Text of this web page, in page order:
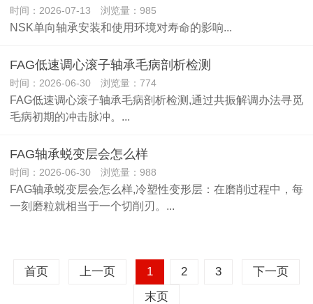
时间：2026-07-13 浏览量：985
NSK单向轴承安装和使用环境对寿命的影响...
FAG低速调心滚子轴承毛病剖析检测
时间：2026-06-30 浏览量：774
FAG低速调心滚子轴承毛病剖析检测,通过共振解调办法寻觅
毛病初期的冲击脉冲。...
FAG轴承蜕变层会怎么样
时间：2026-06-30 浏览量：988
FAG轴承蜕变层会怎么样,冷塑性变形层：在磨削过程中，每
一刻磨粒就相当于一个切削刃。...
首页 上一页 1 2 3
下一页
末页